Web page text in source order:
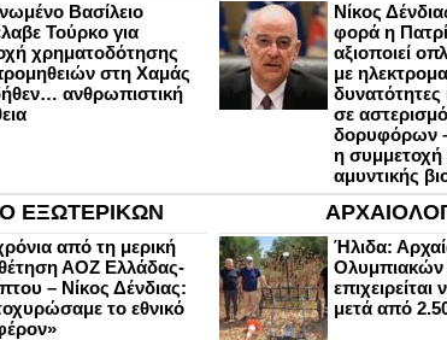
Βασίλειο
Τούρκο για
χρηματοδότησης
στη Χαμάς
ανθρωπιστική
Νίκος
φορά η
αξιοποιεί
με
δυνατότητες
σε
δορυφόρων –
η συμμετοχή
αμυντικής
ΕΞΩΤΕΡΙΚΩΝ
από τη μερική
ΑΟΖ Ελλάδας-
– Νίκος Δένδιας:
το εθνικό
Ήλιδα:
μετά από